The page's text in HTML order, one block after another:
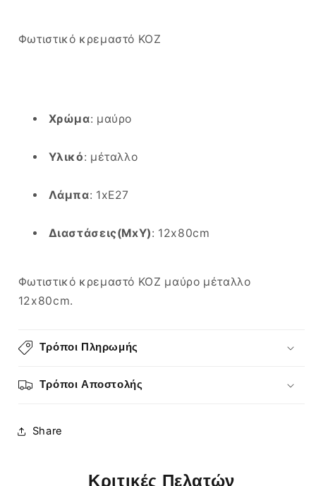
Φωτιστικό κρεμαστό KOZ
Χρώμα: μαύρο
Υλικό: μέταλλο
Λάμπα: 1xE27
Διαστάσεις(ΜxΥ): 12x80cm
Φωτιστικό κρεμαστό KOZ μαύρο μέταλλο
12x80cm.
Τρόποι Πληρωμής
Τρόποι Αποστολής
Share
Κριτικές Πελατών